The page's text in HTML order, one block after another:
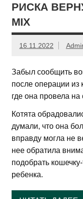
РИСКА
MIX
16.11.2022
Забыл сообщить
после операции из
где она провела
Котята
думали, что она
вправду могла не
нее обратила
подобрать
ребенка.